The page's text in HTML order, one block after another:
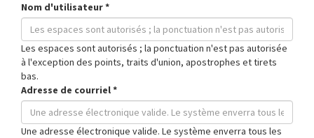
Nom d'utilisateur*
Les espaces sont autorisés ; la ponctuation n'est pas autorisée
à l'exception des points, traits d'union, apostrophes et tirets
bas.
Adresse de courriel*
Une adresse électronique valide. Le système enverra tous les